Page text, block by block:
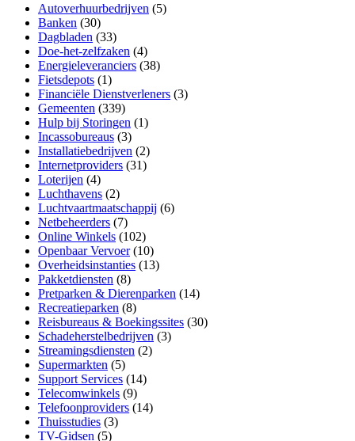
Autoverhuurbedrijven (5)
Banken (30)
Dagbladen (33)
Doe-het-zelfzaken (4)
Energieleveranciers (38)
Fietsdepots (1)
Financiële Dienstverleners (3)
Gemeenten (339)
Hulp bij Storingen (1)
Incassobureaus (3)
Installatiebedrijven (2)
Internetproviders (31)
Loterijen (4)
Luchthavens (2)
Luchtvaartmaatschappij (6)
Netbeheerders (7)
Online Winkels (102)
Openbaar Vervoer(10)
Overheidsinstanties (13)
Pakketdiensten (8)
Pretparken & Dierenparken (14)
Recreatieparken (8)
Reisbureaus & Boekingssites (30)
Schadeherstelbedrijven (3)
Streamingsdiensten (2)
Supermarkten (5)
Support Services (14)
Telecomwinkels (9)
Telefoonproviders (14)
Thuisstudies (3)
TV-Gidsen (5)